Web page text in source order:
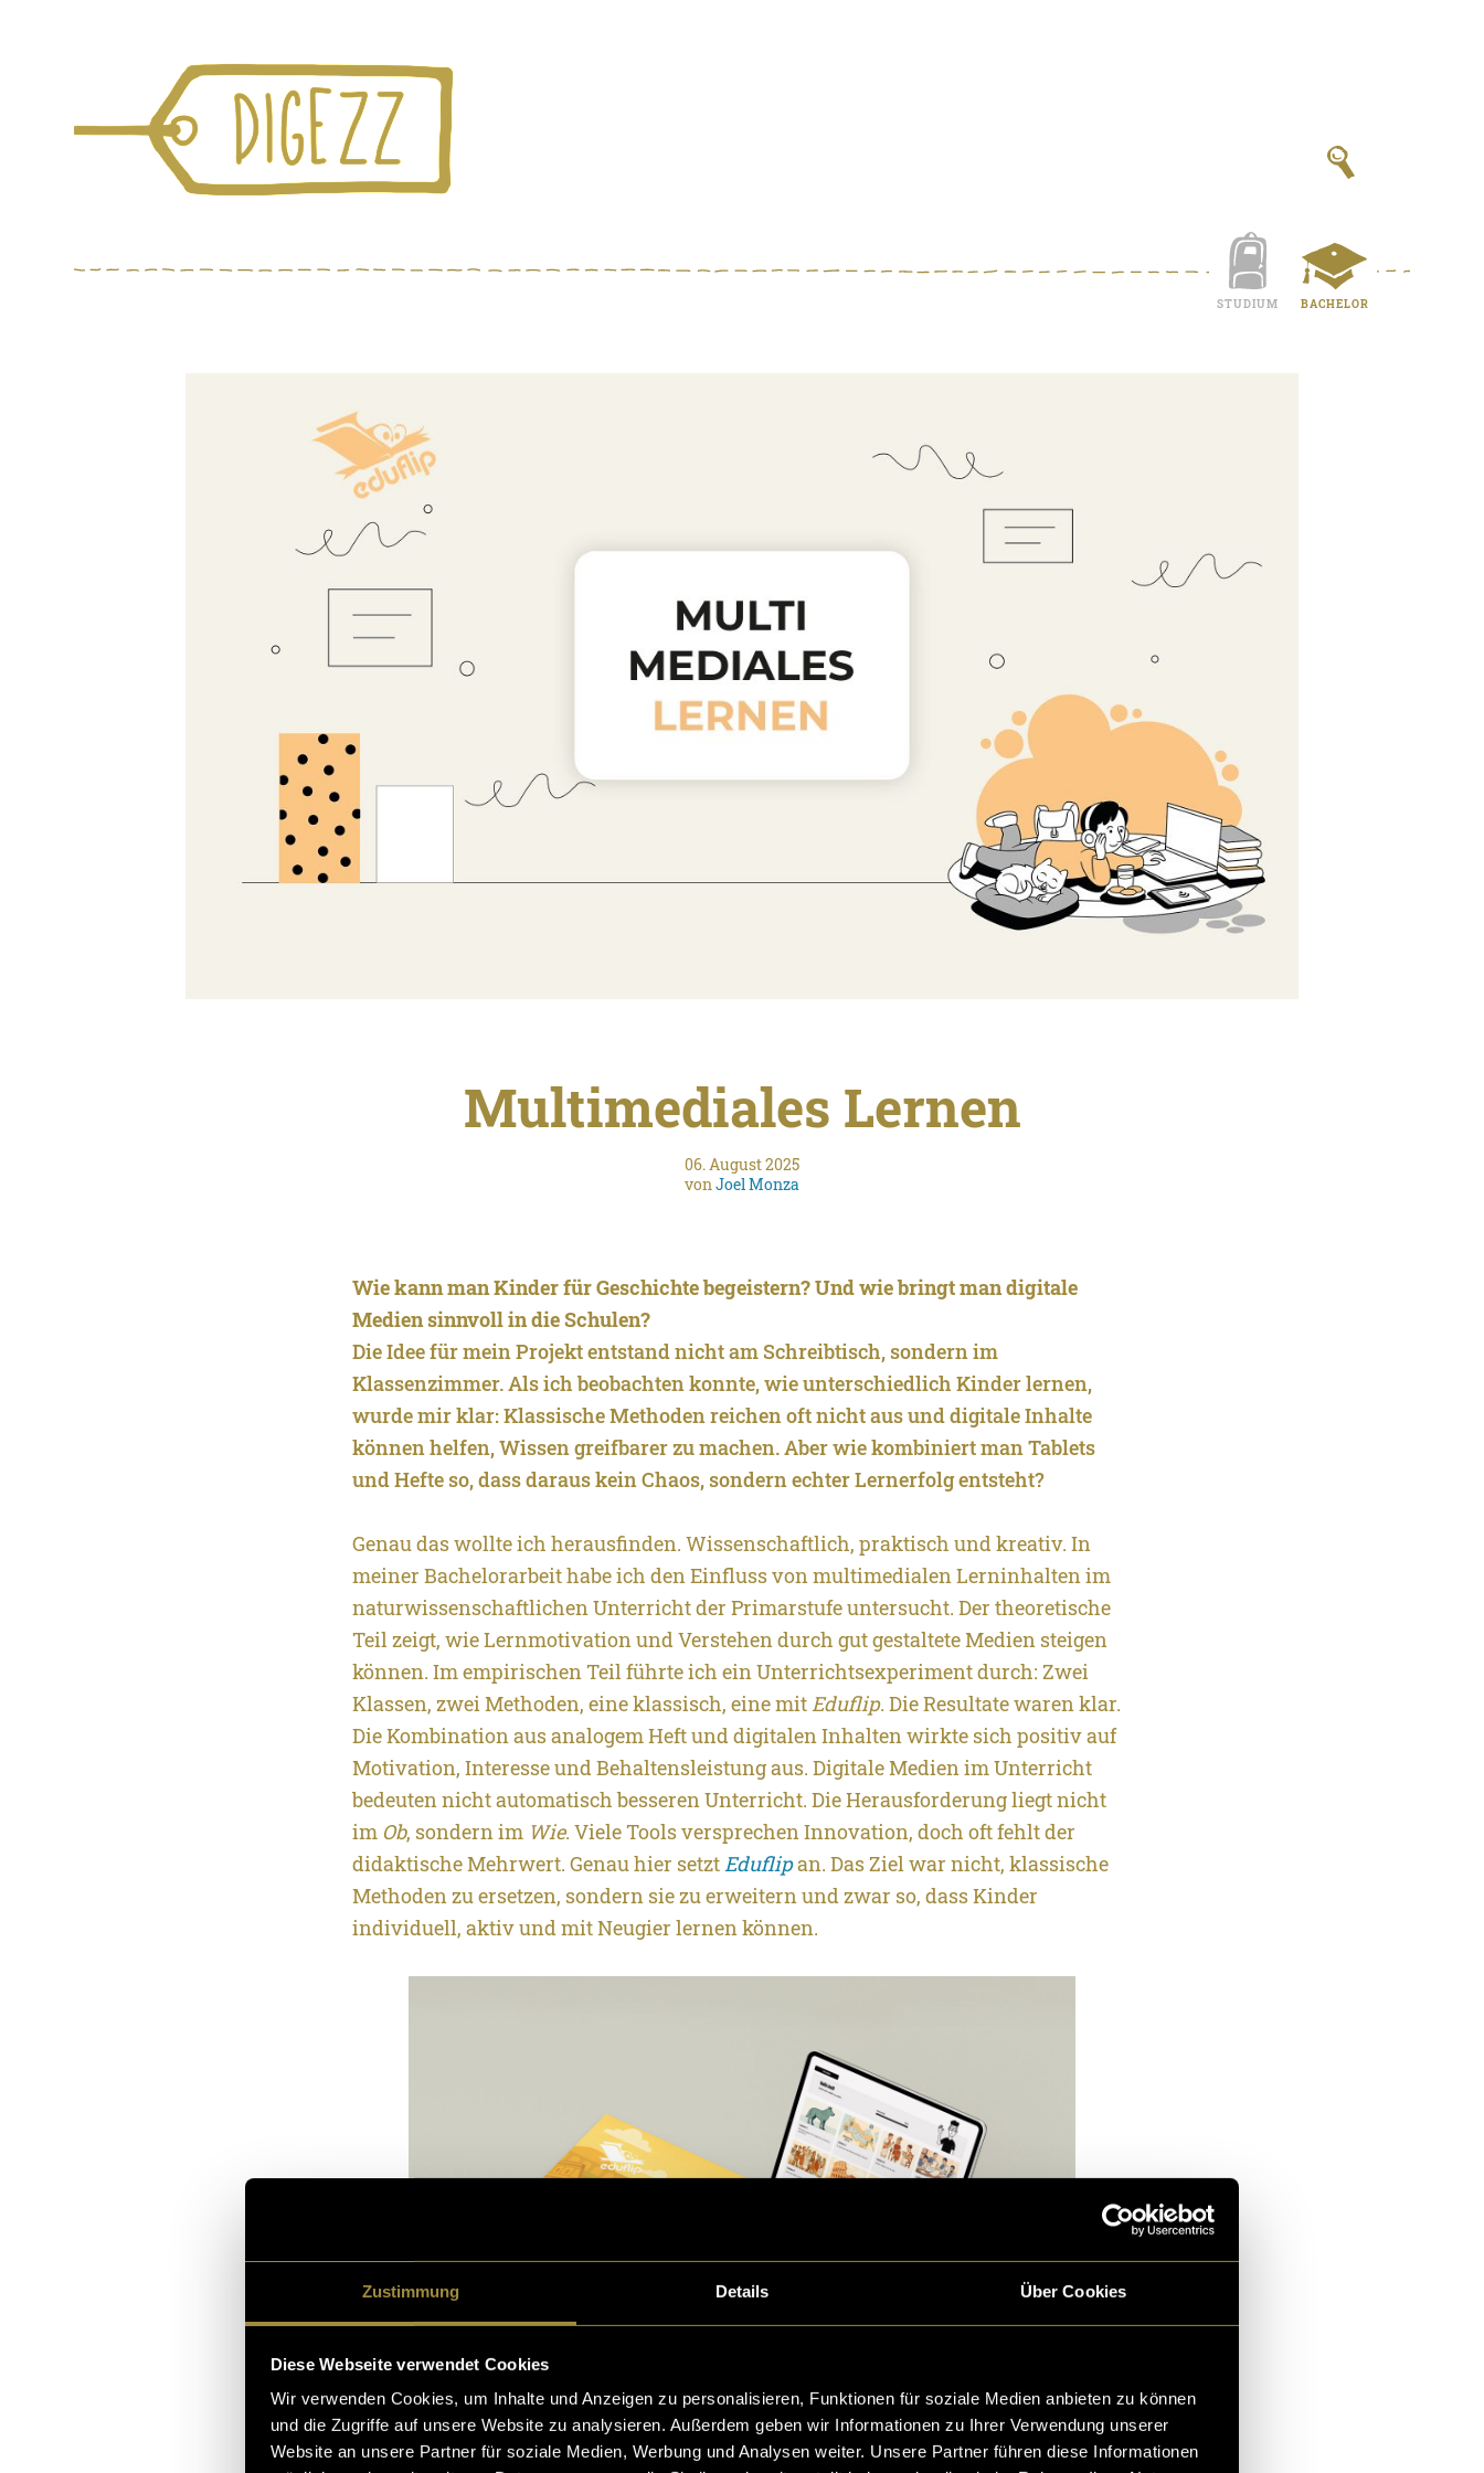
Zustimmung Details Über Cookies
Diese Webseite verwendet Cookies
Wir verwenden Cookies, um Inhalte und Anzeigen zu personalisieren, Funktionen für soziale Medien anbieten zu können
und die Zugriffe auf unsere Website zu analysieren. Außerdem geben wir Informationen zu Ihrer Verwendung unserer
Website an unsere Partner für soziale Medien, Werbung und Analysen weiter. Unsere Partner führen diese Informationen
STUDIUM BACHELOR
Multimediales Lernen
06. August 2025
vonJoel Monza
Wie kann man Kinder für Geschichte begeistern? Und wie bringt man digitale
Medien sinnvoll in die Schulen?
Die Idee für mein Projekt entstand nicht am Schreibtisch, sondern im
Klassenzimmer. Als ich beobachten konnte, wie unterschiedlich Kinder lernen,
wurde mir klar: Klassische Methoden reichen oft nicht aus und digitale Inhalte
können helfen, Wissen greifbarer zu machen. Aber wie kombiniert man Tablets
und Hefte so, dass daraus kein Chaos, sondern echter Lernerfolg entsteht?
Genau das wollte ich herausfinden. Wissenschaftlich, praktisch und kreativ.In
meiner Bachelorarbeit habe ich den Einfluss von multimedialen Lerninhalten im
naturwissenschaftlichen Unterricht der Primarstufe untersucht. Der theoretische
Teil zeigt, wie Lernmotivation und Verstehen durch gut gestaltete Medien steigen
können. Im empirischen Teil führte ich ein Unterrichtsexperiment durch: Zwei
Klassen, zwei Methoden, eine klassisch, eine mitEduflip. Die Resultate waren klar.
Die Kombination aus analogem Heft und digitalen Inhalten wirkte sich positiv auf
Motivation, Interesse und Behaltensleistung aus. Digitale Medien im Unterricht
bedeuten nicht automatisch besseren Unterricht. Die Herausforderung liegt nicht
im Ob, sondern im Wie. Viele Tools versprechen Innovation, doch oft fehlt der
didaktische Mehrwert. Genau hier setztEduflipan. Das Ziel war nicht, klassische
Methoden zu ersetzen, sondern sie zu erweitern und zwar so, dass Kinder
individuell, aktiv und mit Neugier lernen können.